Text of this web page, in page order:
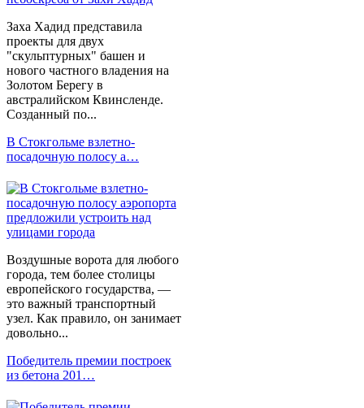
Заха Хадид представила
проекты для двух
"скульптурных" башен и
нового частного владения на
Золотом Берегу в
австралийском Квинсленде.
Созданный по...
В Стокгольме взлетно-
посадочную полосу а…
Воздушные ворота для любого
города, тем более столицы
европейского государства, —
это важный транспортный
узел. Как правило, он занимает
довольно...
Победитель премии построек
из бетона 201…